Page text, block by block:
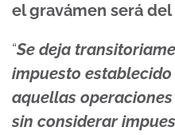
el gravámen será del
“Se deja
impuesto
aquellas
sin considerar